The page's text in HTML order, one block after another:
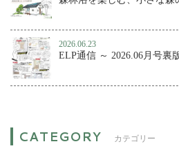
2026.06.23
ELP通信 ～ 2026.06月号裏
カテゴリー